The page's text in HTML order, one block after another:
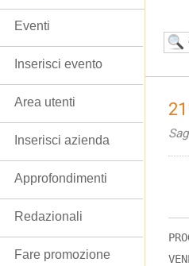
Eventi
Inserisci evento
Area utenti
Inserisci azienda
Approfondimenti
Redazionali
Fare promozione